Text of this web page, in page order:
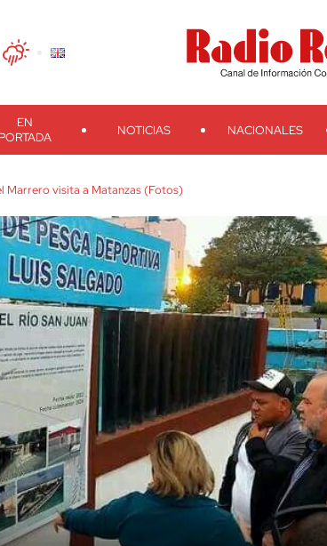
Facebook
Threads
Instagram TelegramTeveo Ivoox RSS
EN
PORTADA
NOTICIAS NACIONALES
Marrero visita a Matanzas (Fotos)